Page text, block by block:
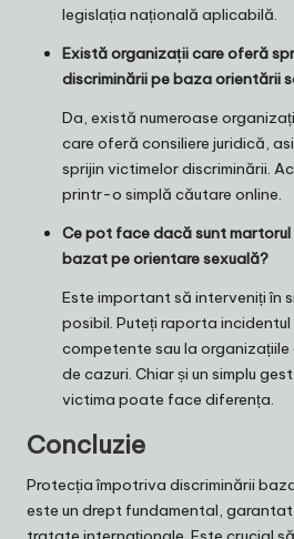
legislația națională aplicabilă.
Există organizații care oferă
discriminării pe baza orientării
Da, există numeroase
care oferă consiliere juridică,
sprijin victimelor discriminării.
printr-o simplă căutare online.
Ce pot face dacă sunt martorul
bazat pe orientare sexuală?
Este important să interveniți în
posibil. Puteți raporta
competente sau la
de cazuri. Chiar și un simplu
victima poate face diferența.
Concluzie
Protecția împotriva discriminării
este un drept fundamental, garantat